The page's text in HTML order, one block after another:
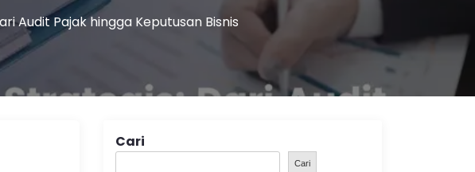
Audit Pajak hingga Keputusan Bisnis
Cari
Cari